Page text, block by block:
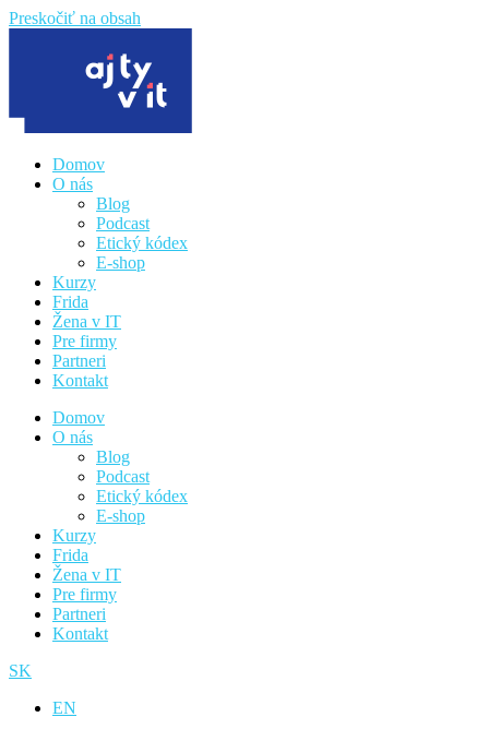
Preskočiť na obsah
Domov
O nás
Blog
Podcast
Etický kódex
E-shop
Kurzy
Frida
Žena v IT
Pre firmy
Partneri
Kontakt
Domov
O nás
Blog
Podcast
Etický kódex
E-shop
Kurzy
Frida
Žena v IT
Pre firmy
Partneri
Kontakt
SK
EN